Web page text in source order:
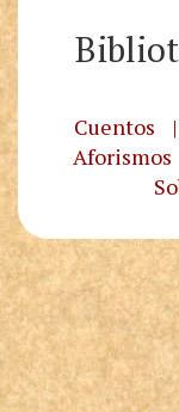
Cuentos |
Aforismos